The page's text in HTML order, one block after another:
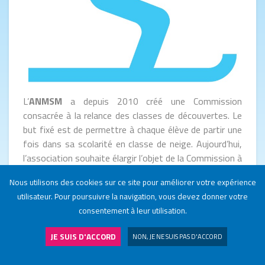
L’ANMSM a depuis 2010 créé une Commission
consacrée à la relance des classes de découvertes. Le
but fixé est de permettre à chaque élève de partir une
fois dans sa scolarité en classe de neige. Aujourd’hui,
l’association souhaite élargir l’objet de la Commission à
mobiliser toutes les parties prenantes d’un séjour en
station : transporteurs, hébergeurs, loueurs…etc.
Lors de l’adoption de la loi n° 2016-1888 du 28
décembre 2016 de modernisation, de développement
Nous utilisons des cookies sur ce site pour améliorer votre expérience
utilisateur. Pour poursuivre la navigation, vous devez donner votre
consentement à leur utilisation.
JE SUIS D'ACCORD NON, JE NE SUIS PAS D'ACCORD